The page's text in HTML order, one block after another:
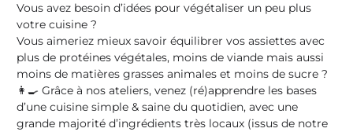
Vous avez besoin d’idées pour végétaliser un peu plus
votre cuisine ?
Vous aimeriez mieux savoir équilibrer vos assiettes avec
plus de protéines végétales, moins de viande mais aussi
moins de matières grasses animales et moins de sucre ?
👩‍🍳 Grâce à nos ateliers, venez (ré)apprendre les bases
d’une cuisine simple & saine du quotidien, avec une
grande majorité d’ingrédients très locaux (issus de notre